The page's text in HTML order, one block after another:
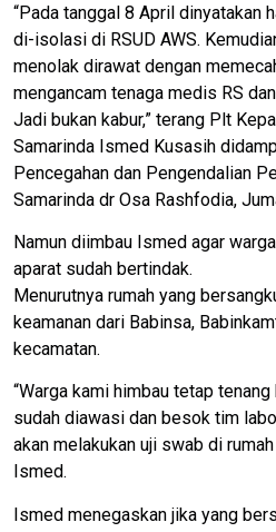
“Pada tanggal 8 April dinyatakan
di-isolasi di RSUD AWS.
menolak dirawat dengan
mengancam tenaga medis RS
Jadi bukan kabur,” terang Plt
Samarinda Ismed Kusasih
Pencegahan dan Pengendalian
Samarinda dr Osa Rashfodia,
Namun diimbau Ismed agar
aparat sudah bertindak.
Menurutnya rumah yang
keamanan dari Babinsa,
kecamatan.
“Warga kami himbau tetap
sudah diawasi dan besok tim
akan melakukan uji swab di
Ismed.
Ismed menegaskan jika yang